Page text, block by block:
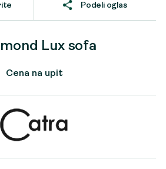
Podeli oglas
Lux sofa
Cena na upit